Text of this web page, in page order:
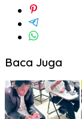
Baca Juga